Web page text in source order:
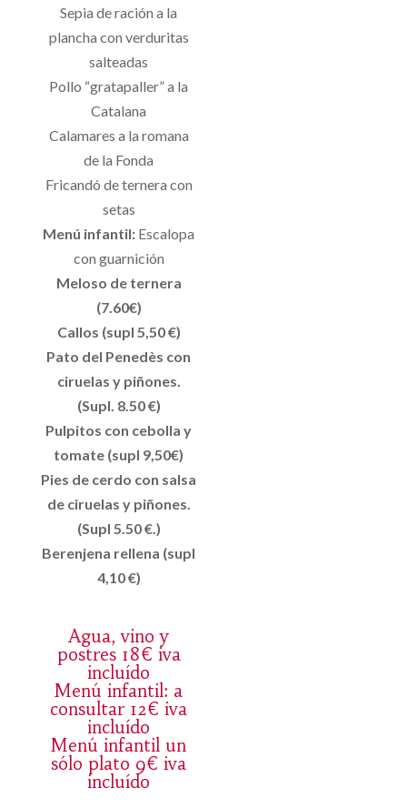
Sepia de ración a la
plancha con verduritas
salteadas
Pollo “gratapaller” a la
Catalana
Calamares a la romana
de la Fonda
Fricandó de ternera con
setas
Menú infantil: Escalopa
con guarnición
Meloso de ternera
(7.60€)
Callos (supl 5,50 €)
Pato del Penedès con
ciruelas y piñones.
(Supl. 8.50 €)
Pulpitos con cebolla y
tomate (supl 9,50€)
Pies de cerdo con salsa
de ciruelas y piñones.
(Supl 5.50 €.)
Berenjena rellena (supl
4,10 €)
Agua, vino y
postres 18€ iva
incluído
Menú infantil: a
consultar 12€ iva
incluído
Menú infantil un
sólo plato 9€ iva
incluído